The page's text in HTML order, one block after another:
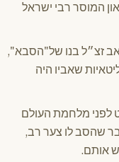
המוסר רבי ישראל
זצ״ל בנו של"הסבא",
שאביו היה
לפני מלחמת העולם
שהסב לו צער רב,
אותם.